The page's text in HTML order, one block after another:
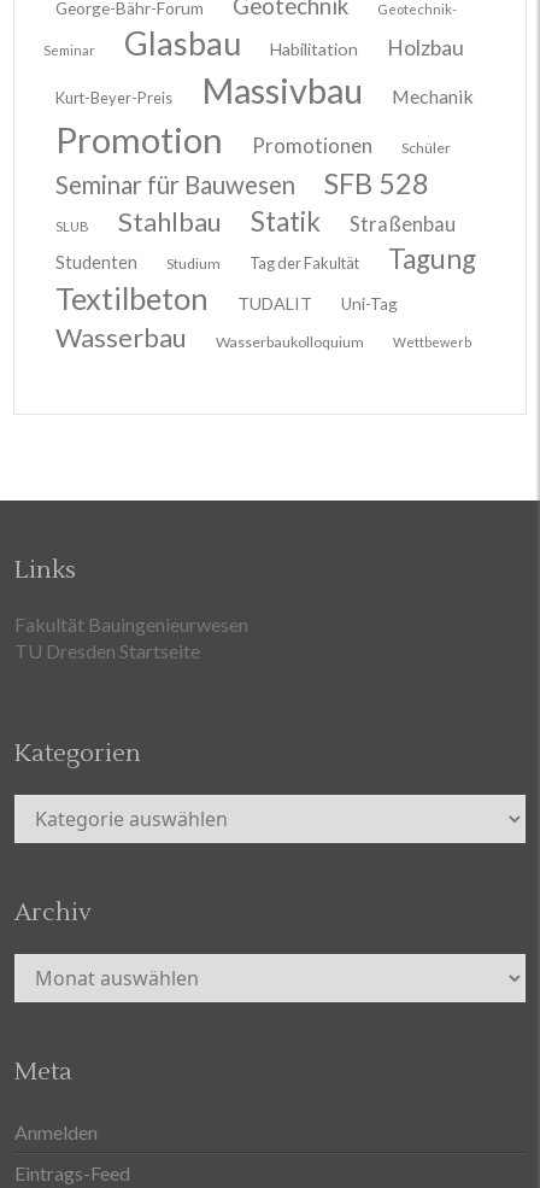
George-Bähr-Forum Geotechnik Geotechnik-
Seminar Glasbau Habilitation Holzbau
Kurt-Beyer-Preis Massivbau Mechanik
Promotion Promotionen Schüler
Seminar für Bauwesen SFB 528
SLUB Stahlbau Statik Straßenbau
Studenten Studium Tag der Fakultät Tagung
Textilbeton TUDALIT Uni-Tag
Wasserbau Wasserbaukolloquium Wettbewerb
Links
Fakultät Bauingenieurwesen
TU Dresden Startseite
Kategorien
Kategorien
Archiv
Archiv
Meta
Anmelden
Eintrags-Feed